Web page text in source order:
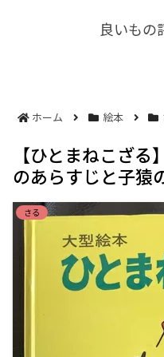
良いもの
ホーム 絵本
【ひとまねこざ
のあらすじと子猿
さる